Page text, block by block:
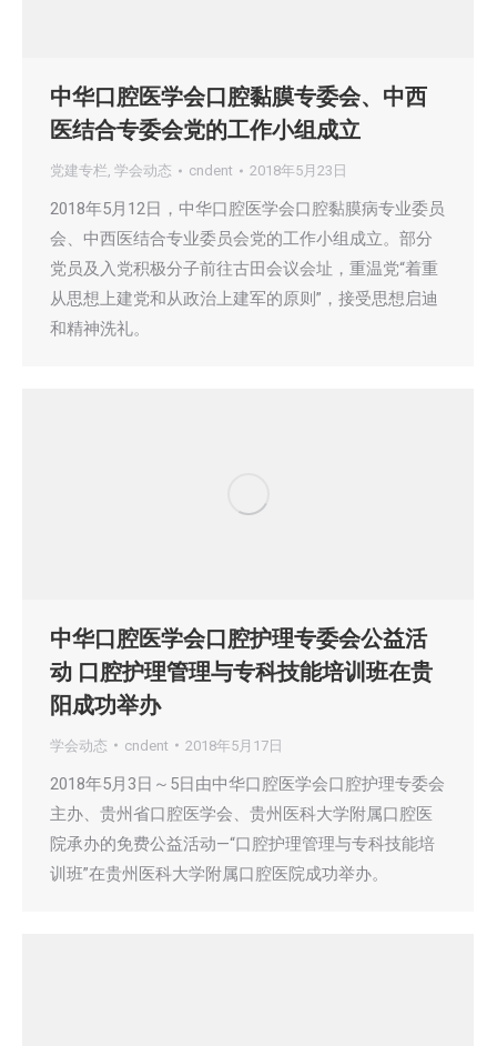
中华口腔医学会口腔黏膜专委会、中西
医结合专委会党的工作小组成立
党建专栏, 学会动态 cndent 2018年5月23日
2018年5月12日，中华口腔医学会口腔黏膜病专业委员
会、中西医结合专业委员会党的工作小组成立。部分
党员及入党积极分子前往古田会议会址，重温党“着重
从思想上建党和从政治上建军的原则”，接受思想启迪
和精神洗礼。
中华口腔医学会口腔护理专委会公益活
动 口腔护理管理与专科技能培训班在贵
阳成功举办
学会动态 cndent 2018年5月17日
2018年5月3日～5日由中华口腔医学会口腔护理专委会
主办、贵州省口腔医学会、贵州医科大学附属口腔医
院承办的免费公益活动—“口腔护理管理与专科技能培
训班”在贵州医科大学附属口腔医院成功举办。